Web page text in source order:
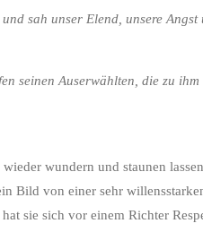
sah unser Elend, unsere Angst
seinen Auserwählten, die zu
wundern und staunen
Bild von einer sehr
sie sich vor einem Richter